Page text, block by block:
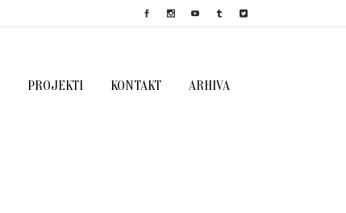
PROJEKTI KONTAKT ARHIVA